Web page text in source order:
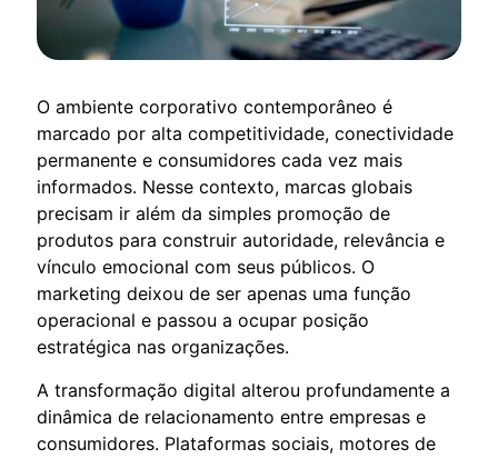
O ambiente corporativo contemporâneo é
marcado por alta competitividade, conectividade
permanente e consumidores cada vez mais
informados. Nesse contexto, marcas globais
precisam ir além da simples promoção de
produtos para construir autoridade, relevância e
vínculo emocional com seus públicos. O
marketing deixou de ser apenas uma função
operacional e passou a ocupar posição
estratégica nas organizações.
A transformação digital alterou profundamente a
dinâmica de relacionamento entre empresas e
consumidores. Plataformas sociais, motores de